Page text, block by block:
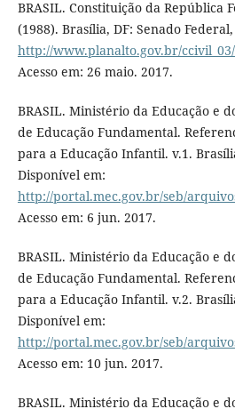
BRASIL. Constituição da República
(1988). Brasília, DF: Senado
http://www.planalto.gov.br/
Acesso em: 26 maio. 2017.
BRASIL. Ministério da Educação e
de Educação Fundamental.
para a Educação Infantil. v.1.
Disponível em:
http://portal.mec.gov.br/seb/
Acesso em: 6 jun. 2017.
BRASIL. Ministério da Educação e
de Educação Fundamental.
para a Educação Infantil. v.2.
Disponível em:
http://portal.mec.gov.br/seb/
Acesso em: 10 jun. 2017.
BRASIL. Ministério da Educação e